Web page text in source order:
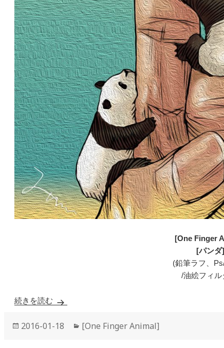
[One Finger
[パンダ
(鉛筆ラフ、
/油絵フィル
続きを読む [パンダ]
投
2016-01-18
カ
[One Finger Animal]